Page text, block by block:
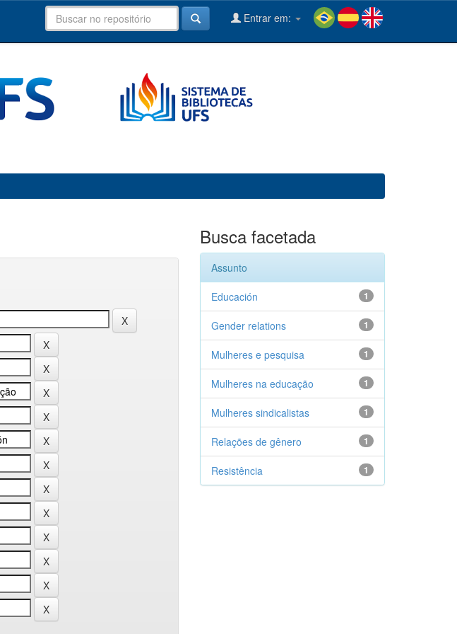
Entrar em:
Busca facetada
Assunto
1
Educación
1
Gender relations
1
Mulheres e pesquisa
1
Mulheres na educação
1
Mulheres sindicalistas
1
Relações de gênero
1
Resistência